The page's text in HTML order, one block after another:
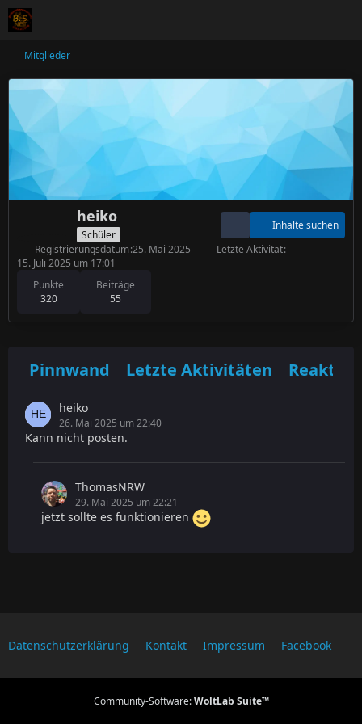
Mitglieder
heiko
Schüler
Punkte
320
Beiträge
55
Inhalte suchen
Registrierungsdatum 25. Mai 2025
Letzte Aktivität
15. Juli 2025 um 17:01
Pinnwand Letzte Aktivitäten
heiko
26. Mai 2025 um 22:40
Kann nicht posten.
ThomasNRW
29. Mai 2025 um 22:21
jetzt sollte es funktionieren
Datenschutzerklärung Kontakt Impressum Facebook
Community-Software:WoltLab Suite™